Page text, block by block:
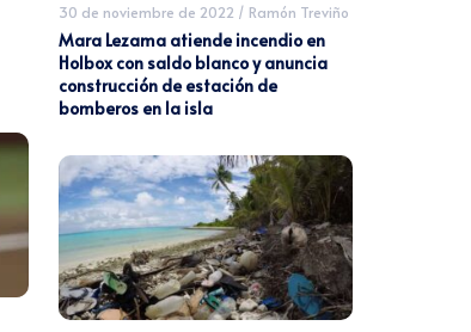
30 de noviembre de 2022 / Ramón Treviño
Mara Lezama atiende incendio en
Holbox con saldo blanco y anuncia
construcción de estación de
bomberos en la isla